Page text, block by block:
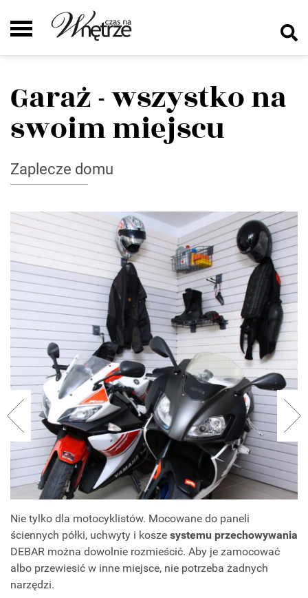
Garaż - wszystko na
swoim miejscu
Zaplecze domu
Nie tylko dla motocyklistów. Mocowane do paneli
ściennych półki, uchwyty i kosze systemu przechowywania
DEBAR można dowolnie rozmieścić. Aby je zamocować
albo przewiesić w inne miejsce, nie potrzeba żadnych
narzędzi.